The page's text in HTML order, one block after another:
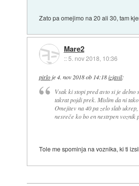
Zato pa omejimo na 20 ali 30, tam
Mare2
::5. nov 2018, 10:36
pirlo je4. nov 2018 ob 14:18 izjavil:
Vsak ki stopi pred avto si je delno
takrat pojdi prek. Mislim da ni
Omejitev na 40 pa zelo slab
nesreče ko bo en nestrpen voznik
Tole me spominja na voznika, ki ti